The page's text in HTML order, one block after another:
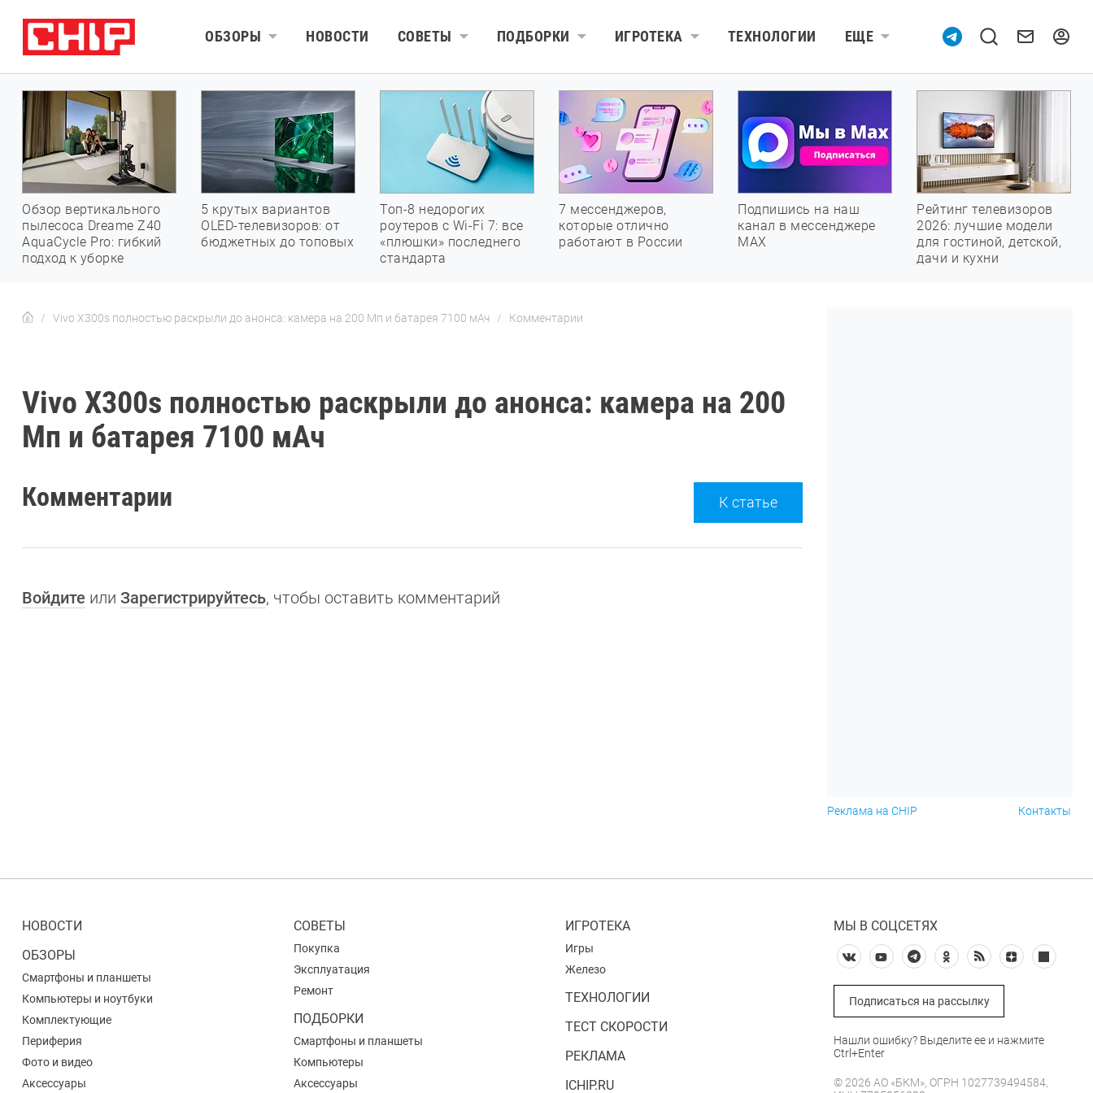
ОБЗОРЫ НОВОСТИ СОВЕТЫ ПОДБОРКИ ИГРОТЕКА ТЕХНОЛОГИИ ЕЩЕ
Обзор вертикального
пылесоса Dreame Z40
AquaCycle Pro: гибкий
подход к уборке
5 крутых вариантов
OLED-телевизоров: от
бюджетных до топовых
Топ-8 недорогих
роутеров с Wi-Fi 7: все
«плюшки» последнего
стандарта
7 мессенджеров,
которые отлично
работают в России
Подпишись на наш
канал в мессенджере
МАХ
Рейтинг телевизоров
2026: лучшие модели
для гостиной, детской,
дачи и кухни
Vivo X300s полностью раскрыли до анонса: камера на 200 Мп и батарея 7100 мАч Комментарии
Vivo X300s полностью раскрыли до анонса: камера на 200
Мп и батарея 7100 мАч
Комментарии К статье
Войдите или Зарегистрируйтесь, чтобы оставить комментарий
Реклама на CHIP Контакты
НОВОСТИ
ОБЗОРЫ
Смартфоны и планшеты
Компьютеры и ноутбуки
Комплектующие
Периферия
Фото и видео
Аксессуары
СОВЕТЫ
Покупка
Эксплуатация
Ремонт
ПОДБОРКИ
Смартфоны и планшеты
Компьютеры
Аксессуары
ИГРОТЕКА
Игры
Железо
ТЕХНОЛОГИИ
ТЕСТ СКОРОСТИ
РЕКЛАМА
ICHIP.RU
МЫ В СОЦСЕТЯХ
Подписаться на рассылку
Нашли ошибку? Выделите ее и нажмите
Ctrl+Enter
© 2026 АО «БКМ», ОГРН 1027739494584,